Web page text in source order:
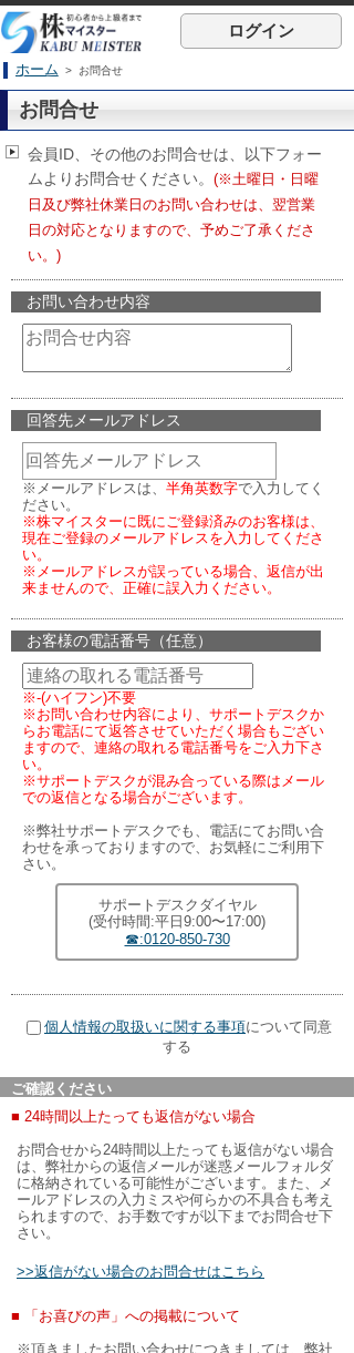
ログイン
ホーム > お問合せ
お問合せ
会員ID、その他のお問合せは、以下フォー
ムよりお問合せください。 (※土曜日・日曜
日及び弊社休業日のお問い合わせは、翌営業
日の対応となりますので、予めご了承くださ
い。)
お問い合わせ内容
回答先メールアドレス
※メールアドレスは、 半角英数字で入力してく
ださい。
※株マイスターに既にご登録済みのお客様は、
現在ご登録のメールアドレスを入力してくださ
い。
※メールアドレスが誤っている場合、返信が出
来ませんので、正確に誤入力ください。
お客様の電話番号（任意）
※-(ハイフン)不要
※お問い合わせ内容により、サポートデスクか
らお電話にて返答させていただく場合もござい
ますので、連絡の取れる電話番号をご入力下さ
い。
※サポートデスクが混み合っている際はメール
での返信となる場合がございます。
※弊社サポートデスクでも、電話にてお問い合
わせを承っておりますので、お気軽にご利用下
さい。
サポートデスクダイヤル
(受付時間:平日9:00〜17:00)
☎:0120-850-730
個人情報の取扱いに関する事項について同意
する
ご確認ください
■ 24時間以上たっても返信がない場合
お問合せから24時間以上たっても返信がない場合
は、弊社からの返信メールが迷惑メールフォルダ
に格納されている可能性がございます。また、メ
ールアドレスの入力ミスや何らかの不具合も考え
られますので、お手数ですが以下までお問合せ下
さい。
>>返信がない場合のお問合せはこちら
■ 「お喜びの声」への掲載について
※頂きましたお問い合わせにつきましては、弊社